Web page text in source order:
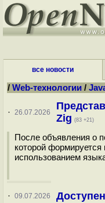
все новости
/ Web-технологии /
· 26.07.2026
Zig (83 +21)
После объявления о
которой
использованием
· 09.07.2026